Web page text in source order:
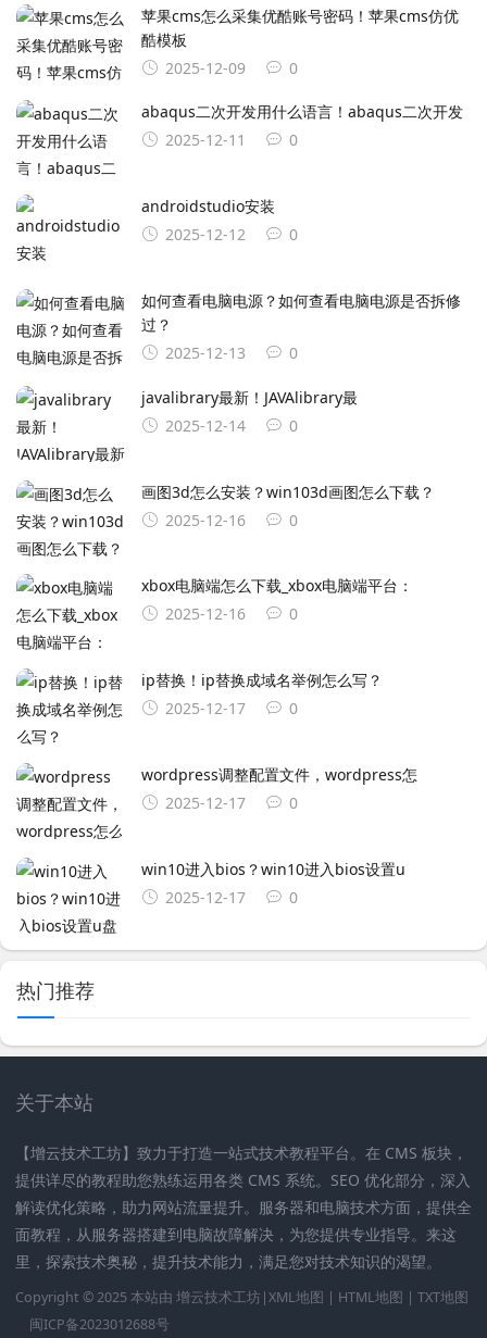
苹果cms怎么采集优酷账号密码！苹果cms仿优
酷模板
2025-12-09
0
abaqus二次开发用什么语言！abaqus二次开发
2025-12-11
0
androidstudio安装
2025-12-12
0
如何查看电脑电源？如何查看电脑电源是否拆修
过？
2025-12-13
0
javalibrary最新！JAVAlibrary最
2025-12-14
0
画图3d怎么安装？win103d画图怎么下载？
2025-12-16
0
xbox电脑端怎么下载_xbox电脑端平台：
2025-12-16
0
ip替换！ip替换成域名举例怎么写？
2025-12-17
0
wordpress调整配置文件，wordpress怎
2025-12-17
0
win10进入bios？win10进入bios设置u
2025-12-17
0
热门推荐
关于本站
【增云技术工坊】致力于打造一站式技术教程平台。在 CMS 板块，
提供详尽的教程助您熟练运用各类 CMS 系统。SEO 优化部分，深入
解读优化策略，助力网站流量提升。服务器和电脑技术方面，提供全
面教程，从服务器搭建到电脑故障解决，为您提供专业指导。来这
里，探索技术奥秘，提升技术能力，满足您对技术知识的渴望。
Copyright © 2025 本站由 增云技术工坊|XML地图 | HTML地图 | TXT地图
闽ICP备2023012688号